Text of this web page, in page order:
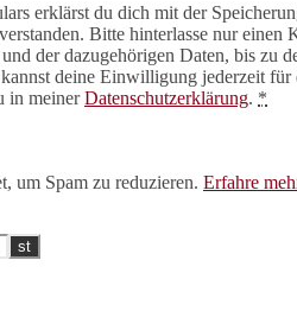
erklärst du dich mit der
Bitte hinterlasse nur einen
der dazugehörigen Daten, bis zu
deine Einwilligung jederzeit
in meinerDatenschutzerklärung. *
um Spam zu reduzieren. Erfahre